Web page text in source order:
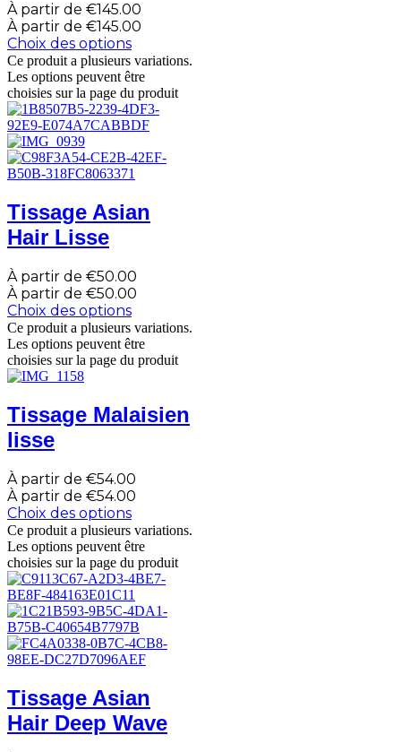
À partir de €145.00
À partir de €145.00
Choix des options
Ce produit a plusieurs variations.
Les options peuvent être
choisies sur la page du produit
Tissage Asian
Hair Lisse
À partir de €50.00
À partir de €50.00
Choix des options
Ce produit a plusieurs variations.
Les options peuvent être
choisies sur la page du produit
Tissage Malaisien
lisse
À partir de €54.00
À partir de €54.00
Choix des options
Ce produit a plusieurs variations.
Les options peuvent être
choisies sur la page du produit
Tissage Asian
Hair Deep Wave